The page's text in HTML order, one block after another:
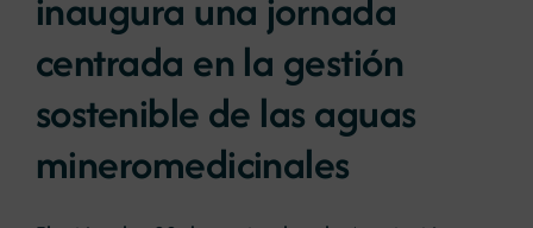
centrada en la gestión
sostenible de las aguas
mineromedicinales